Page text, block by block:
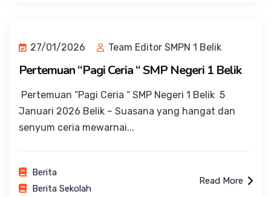
27/01/2026 Team Editor SMPN 1 Belik
Pertemuan “Pagi Ceria “ SMP Negeri 1 Belik
Pertemuan “Pagi Ceria “ SMP Negeri 1 Belik 5
Januari 2026 Belik – Suasana yang hangat dan
senyum ceria mewarnai...
Berita
Berita Sekolah
Read More